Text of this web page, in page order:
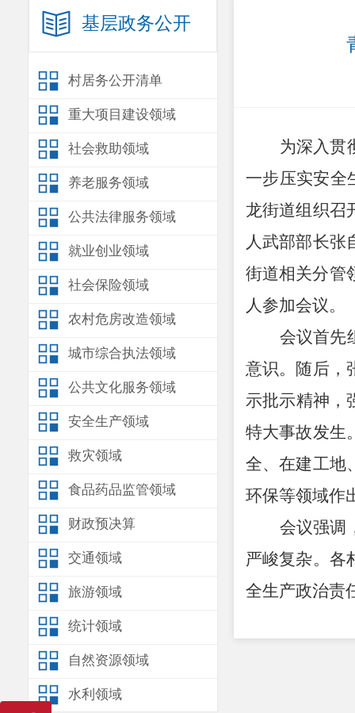
基层政务公开
村居务公开清单
重大项目建设领域
社会救助领域
养老服务领域
公共法律服务领域
就业创业领域
社会保险领域
农村危房改造领域
城市综合执法领域
公共文化服务领域
安全生产领域
救灾领域
食品药品监管领域
财政预决算
交通领域
旅游领域
统计领域
自然资源领域
水利领域
为深入贯
一步压实安全
龙街道组织召
人武部部长张
街道相关分管
人参加会议。
会议首先
意识。随后，
示批示精神，
特大事故发生
全、在建工地
环保等领域作
会议强调
严峻复杂。各
全生产政治责